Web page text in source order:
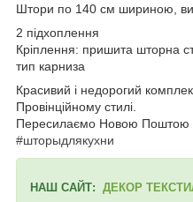
Штори по 140 см шириною,
2 підхоплення
Кріплення: пришита шторна
тип карниза
Красивий і недорогий
Провінційному стилі.
Пересилаємо Новою Поштою
#шторыдлякухни
НАШ САЙТ: ДЕКОР